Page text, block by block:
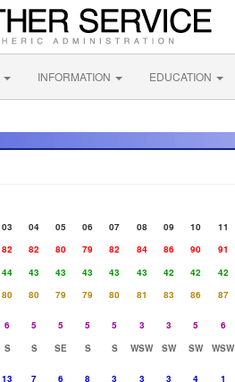
INFORMATION EDUCATION
03 04 05 06 07 08 09 10 11
82 82 80 79 82 84 86 90 91
44 43 43 43 43 43 42 42 42
80 80 79 79 80 81 83 86 87
6 5 5 5 5 3 3 5 6
S S SE S S WSW SW SW WSW
13 7 6 8 3 3 3 4 1